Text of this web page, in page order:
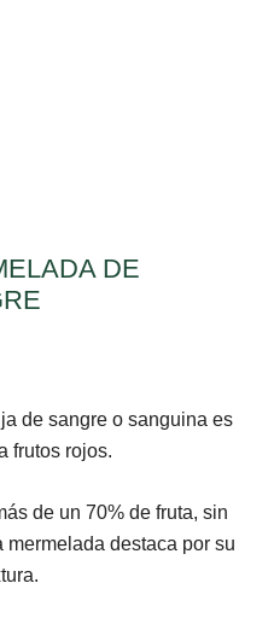
DE
de sangre o sanguina es
frutos rojos.
de un 70% de fruta, sin
destaca por su